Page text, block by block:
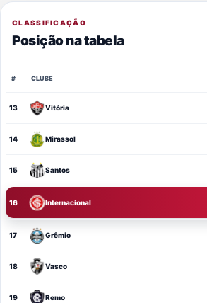
CLASSIFICAÇÃO
Posição na tabela
# CLUBE
13 Vitória
14 Mirassol
15 Santos
16 Internacional
17 Grêmio
18 Vasco
19 Remo